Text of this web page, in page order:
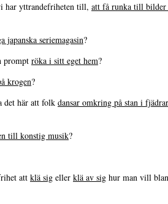
har yttrandefriheten till, att få runka till bilder
japanska seriemagasin?
prompt röka i sitt eget hem?
krogen?
det här att folk dansar omkring på stan i
till konstig musik?
att klä sig eller klä av sig hur man vill